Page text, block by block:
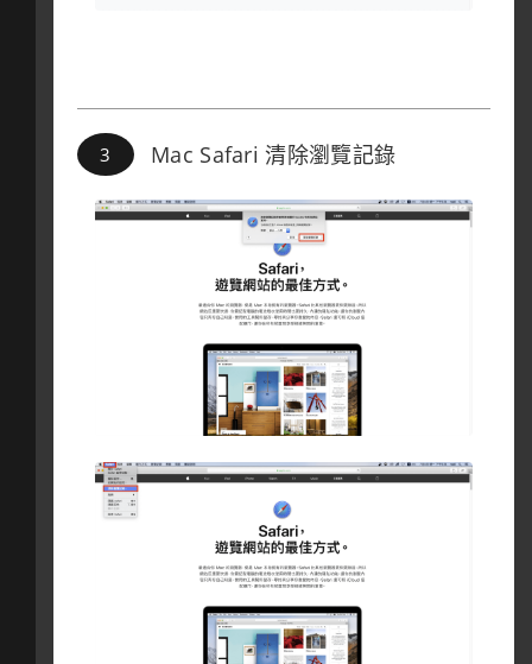
Mac Safari 清除瀏覽記錄